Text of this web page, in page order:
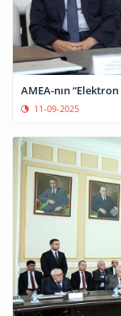
AMEA-nın
11-09-2025